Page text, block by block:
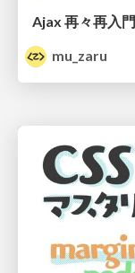
Ajax 再々再入門
mu_zaru